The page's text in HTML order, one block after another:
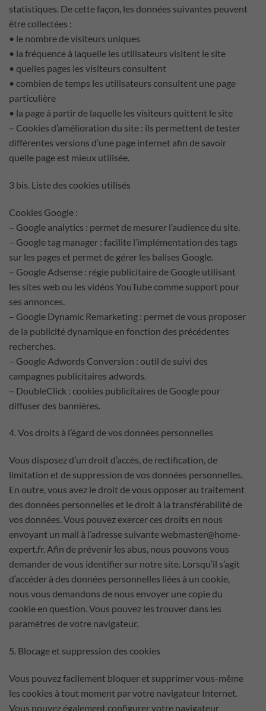
statistiques. De cette façon, les données suivantes peuvent
être collectées :
• le nombre de visiteurs uniques
• la fréquence à laquelle les utilisateurs visitent le site
• quelles pages les visiteurs consultent
• combien de temps les utilisateurs consultent une page
particulière
• la page à partir de laquelle les visiteurs quittent le site
– Cookies d’amélioration du site : ils permettent de tester
différentes versions d’une page internet afin de savoir
quelle page est mieux utilisée.
3 bis. Liste des cookies utilisés
Cookies Google :
– Google analytics : permet de mesurer l’audience du site.
– Google tag manager : facilite l’implémentation des tags
sur les pages et permet de gérer les balises Google.
– Google Adsense : régie publicitaire de Google utilisant
les sites web ou les vidéos YouTube comme support pour
ses annonces.
– Google Dynamic Remarketing : permet de vous proposer
de la publicité dynamique en fonction des précédentes
recherches.
– Google Adwords Conversion : outil de suivi des
campagnes publicitaires adwords.
– DoubleClick : cookies publicitaires de Google pour
diffuser des bannières.
4. Vos droits à l’égard de vos données personnelles
Vous disposez d’un droit d’accès, de rectification, de
limitation et de suppression de vos données personnelles.
En outre, vous avez le droit de vous opposer au traitement
des données personnelles et le droit à la transférabilité de
vos données. Vous pouvez exercer ces droits en nous
envoyant un mail à l’adresse suivante webmaster@home-
expert.fr. Afin de prévenir les abus, nous pouvons vous
demander de vous identifier sur notre site. Lorsqu’il s’agit
d’accéder à des données personnelles liées à un cookie,
nous vous demandons de nous envoyer une copie du
cookie en question. Vous pouvez les trouver dans les
paramètres de votre navigateur.
5. Blocage et suppression des cookies
Vous pouvez facilement bloquer et supprimer vous-même
les cookies à tout moment par votre navigateur Internet.
Vous pouvez également configurer votre navigateur